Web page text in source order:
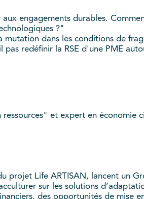
engagements durables.
?"
dans les conditions de
redéfinir la RSE d'une PME
et expert en économie
projet Life ARTISAN, lancent un
sur les solutions
des opportunités de mise